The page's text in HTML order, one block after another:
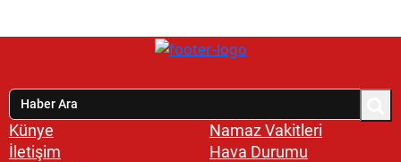
Künye
İletişim
Namaz Vakitleri
Hava Durumu